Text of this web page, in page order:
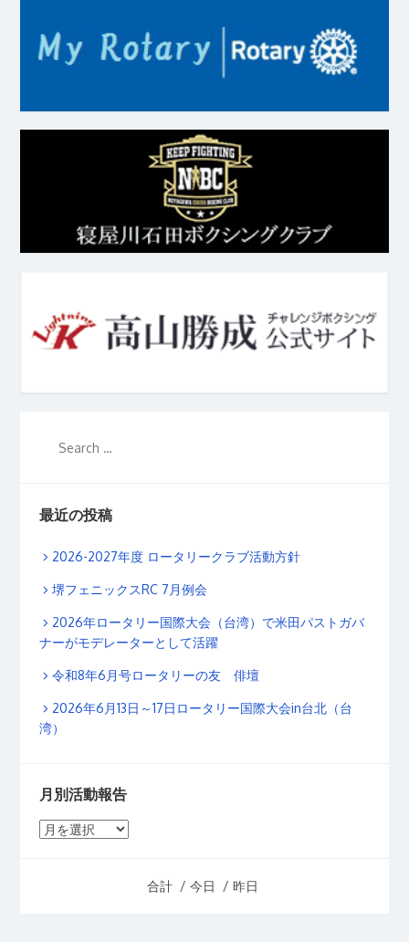
最近の投稿
2026-2027年度 ロータリークラブ活動方針
堺フェニックスRC 7月例会
2026年ロータリー国際大会（台湾）で米田パストガバ
ナーがモデレーターとして活躍
令和8年6月号ロータリーの友 俳壇
2026年6月13日～17日ロータリー国際大会in台北（台
湾）
月別活動報告
月
合計 / 今日 / 昨日